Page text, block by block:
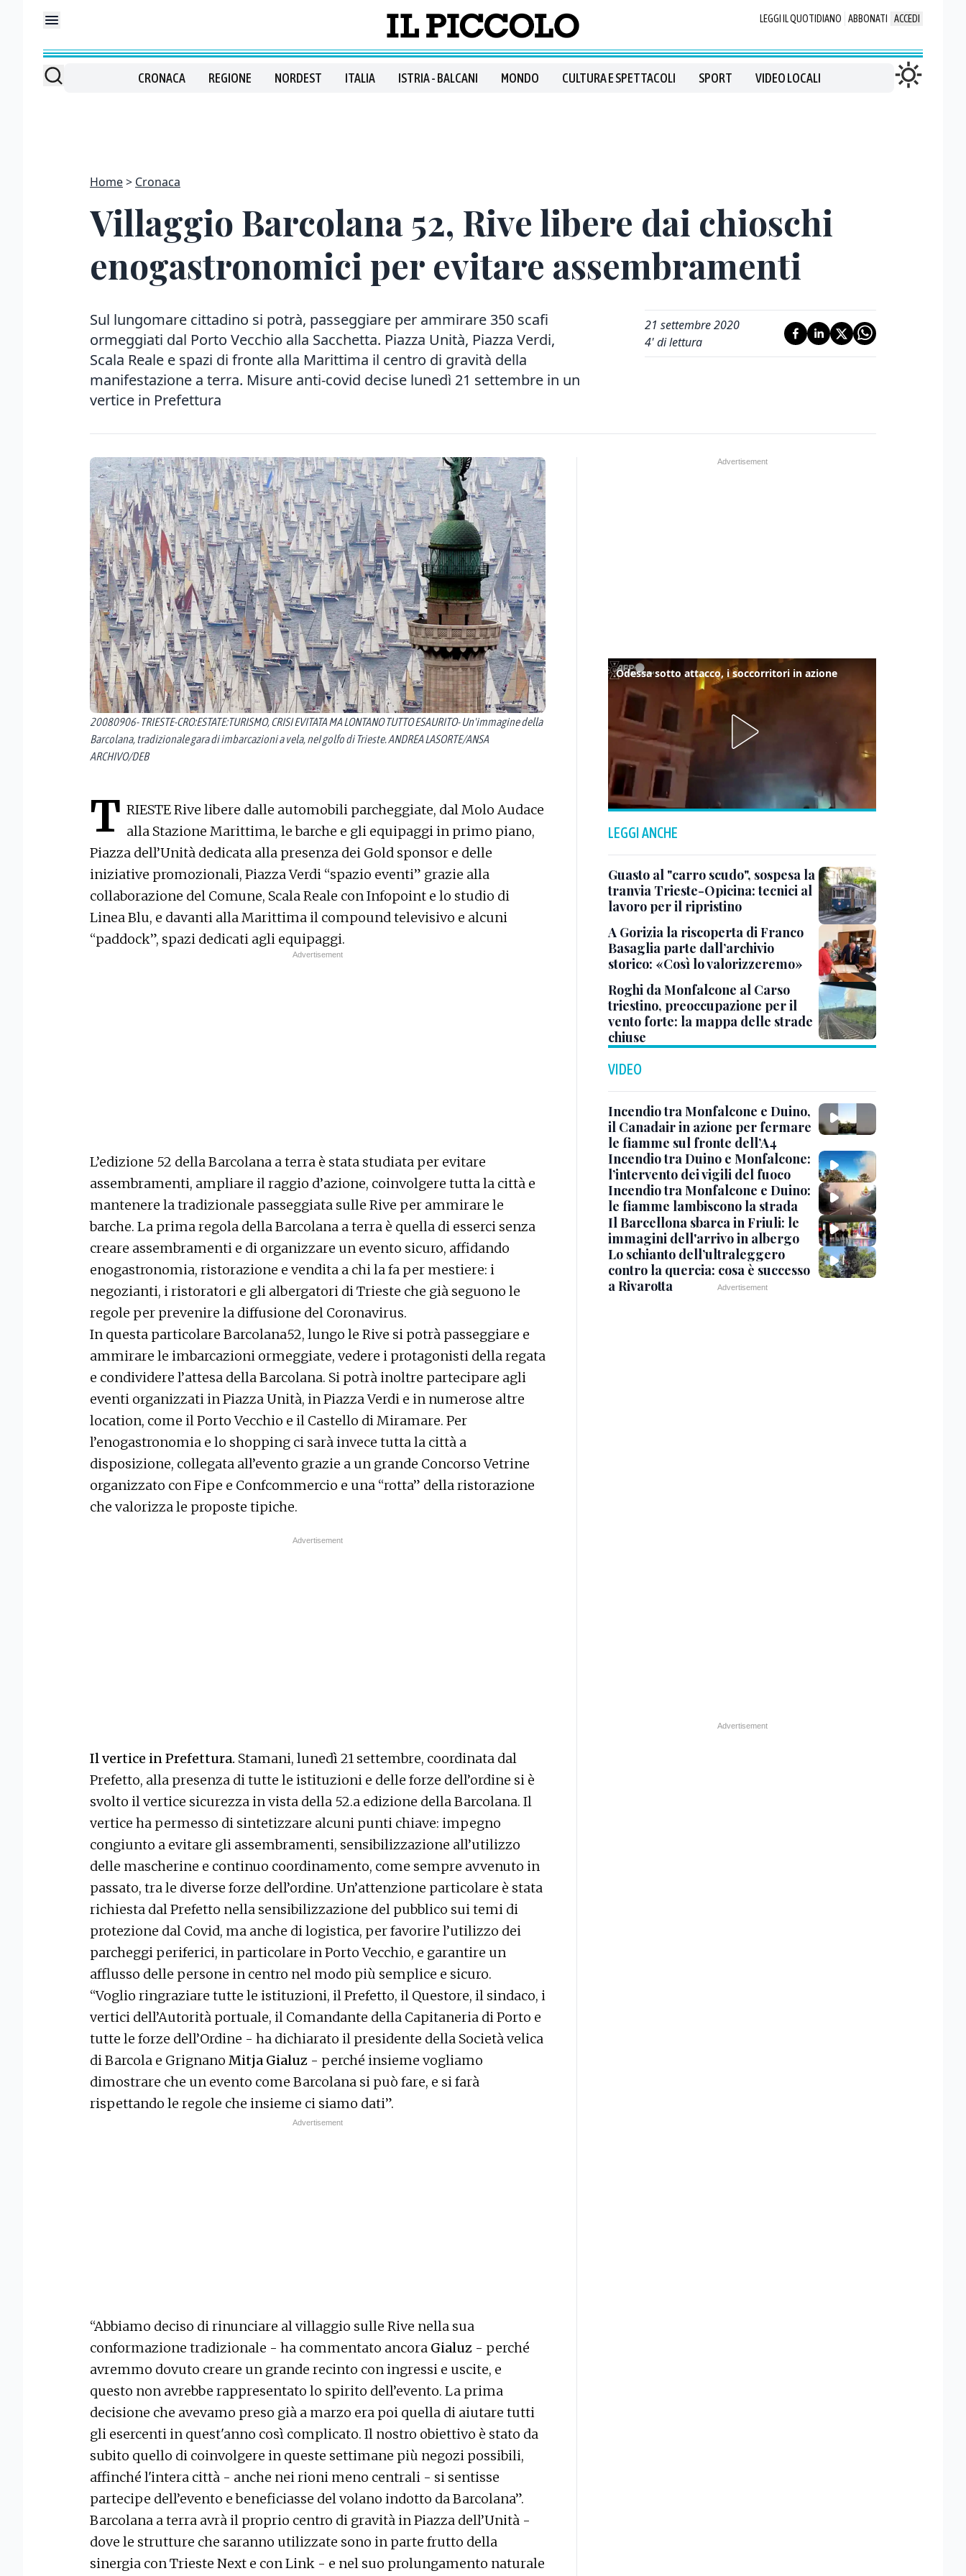
LEGGI IL QUOTIDIANO ABBONATI ACCEDI
CRONACA REGIONE NORDEST ITALIA ISTRIA - BALCANI MONDO CULTURA E SPETTACOLI SPORT VIDEO LOCALI
Home Cronaca
Villaggio Barcolana 52, Rive libere dai chioschi
enogastronomici per evitare assembramenti
Sul lungomare cittadino si potrà, passeggiare per ammirare 350 scafi
ormeggiati dal Porto Vecchio alla Sacchetta. Piazza Unità, Piazza Verdi,
Scala Reale e spazi di fronte alla Marittima il centro di gravità della
manifestazione a terra. Misure anti-covid decise lunedì 21 settembre in un
vertice in Prefettura
21 settembre 2020
4' di lettura
20080906- TRIESTE-CRO:ESTATE:TURISMO, CRISI EVITATA MA LONTANO TUTTO ESAURITO- Un'immagine della
Barcolana, tradizionale gara di imbarcazioni a vela, neI golfo di Trieste. ANDREA LASORTE/ANSA
ARCHIVO/DEB
T RIESTE Rive libere dalle automobili parcheggiate, dal Molo Audace
alla Stazione Marittima, le barche e gli equipaggi in primo piano,
Piazza dell’Unità dedicata alla presenza dei Gold sponsor e delle
iniziative promozionali, Piazza Verdi “spazio eventi” grazie alla
collaborazione del Comune, Scala Reale con Infopoint e lo studio di
Linea Blu, e davanti alla Marittima il compound televisivo e alcuni
“paddock”, spazi dedicati agli equipaggi.
L’edizione 52 della Barcolana a terra è stata studiata per evitare
assembramenti, ampliare il raggio d’azione, coinvolgere tutta la città e
mantenere la tradizionale passeggiata sulle Rive per ammirare le
barche. La prima regola della Barcolana a terra è quella di esserci senza
creare assembramenti e di organizzare un evento sicuro, affidando
enogastronomia, ristorazione e vendita a chi la fa per mestiere: i
negozianti, i ristoratori e gli albergatori di Trieste che già seguono le
regole per prevenire la diffusione del Coronavirus.
In questa particolare Barcolana52, lungo le Rive si potrà passeggiare e
ammirare le imbarcazioni ormeggiate, vedere i protagonisti della regata
e condividere l’attesa della Barcolana. Si potrà inoltre partecipare agli
eventi organizzati in Piazza Unità, in Piazza Verdi e in numerose altre
location, come il Porto Vecchio e il Castello di Miramare. Per
l’enogastronomia e lo shopping ci sarà invece tutta la città a
disposizione, collegata all’evento grazie a un grande Concorso Vetrine
organizzato con Fipe e Confcommercio e una “rotta” della ristorazione
che valorizza le proposte tipiche.
Il vertice in Prefettura. Stamani, lunedì 21 settembre, coordinata dal
Prefetto, alla presenza di tutte le istituzioni e delle forze dell’ordine si è
svolto il vertice sicurezza in vista della 52.a edizione della Barcolana. Il
vertice ha permesso di sintetizzare alcuni punti chiave: impegno
congiunto a evitare gli assembramenti, sensibilizzazione all’utilizzo
delle mascherine e continuo coordinamento, come sempre avvenuto in
passato, tra le diverse forze dell’ordine. Un’attenzione particolare è stata
richiesta dal Prefetto nella sensibilizzazione del pubblico sui temi di
protezione dal Covid, ma anche di logistica, per favorire l’utilizzo dei
parcheggi periferici, in particolare in Porto Vecchio, e garantire un
afflusso delle persone in centro nel modo più semplice e sicuro.
“Voglio ringraziare tutte le istituzioni, il Prefetto, il Questore, il sindaco, i
vertici dell’Autorità portuale, il Comandante della Capitaneria di Porto e
tutte le forze dell’Ordine - ha dichiarato il presidente della Società velica
di Barcola e Grignano Mitja Gialuz - perché insieme vogliamo
dimostrare che un evento come Barcolana si può fare, e si farà
rispettando le regole che insieme ci siamo dati”.
“Abbiamo deciso di rinunciare al villaggio sulle Rive nella sua
conformazione tradizionale - ha commentato ancora Gialuz - perché
avremmo dovuto creare un grande recinto con ingressi e uscite, e
questo non avrebbe rappresentato lo spirito dell’evento. La prima
decisione che avevamo preso già a marzo era poi quella di aiutare tutti
gli esercenti in quest'anno così complicato. Il nostro obiettivo è stato da
subito quello di coinvolgere in queste settimane più negozi possibili,
affinché l'intera città - anche nei rioni meno centrali - si sentisse
partecipe dell’evento e beneficiasse del volano indotto da Barcolana”.
Barcolana a terra avrà il proprio centro di gravità in Piazza dell’Unità -
dove le strutture che saranno utilizzate sono in parte frutto della
sinergia con Trieste Next e con Link - e nel suo prolungamento naturale
Odessa sotto attacco, i soccorritori in azione
LEGGI ANCHE
Guasto al "carro scudo", sospesa la
tranvia Trieste-Opicina: tecnici al
lavoro per il ripristino
A Gorizia la riscoperta di Franco
Basaglia parte dall’archivio
storico: «Così lo valorizzeremo»
Roghi da Monfalcone al Carso
triestino, preoccupazione per il
vento forte: la mappa delle strade
chiuse
VIDEO
Incendio tra Monfalcone e Duino,
il Canadair in azione per fermare
le fiamme sul fronte dell’A4
Incendio tra Duino e Monfalcone:
l’intervento dei vigili del fuoco
Incendio tra Monfalcone e Duino:
le fiamme lambiscono la strada
Il Barcellona sbarca in Friuli: le
immagini dell'arrivo in albergo
Lo schianto dell’ultraleggero
contro la quercia: cosa è successo
a Rivarotta